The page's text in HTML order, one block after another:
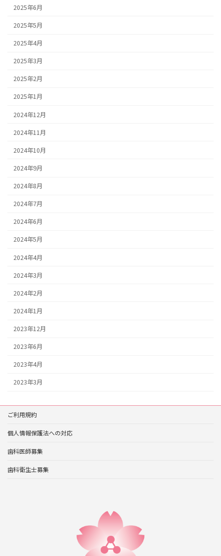
2025年6月
2025年5月
2025年4月
2025年3月
2025年2月
2025年1月
2024年12月
2024年11月
2024年10月
2024年9月
2024年8月
2024年7月
2024年6月
2024年5月
2024年4月
2024年3月
2024年2月
2024年1月
2023年12月
2023年6月
2023年4月
2023年3月
ご利用規約
個人情報保護法への対応
歯科医師募集
歯科衛生士募集